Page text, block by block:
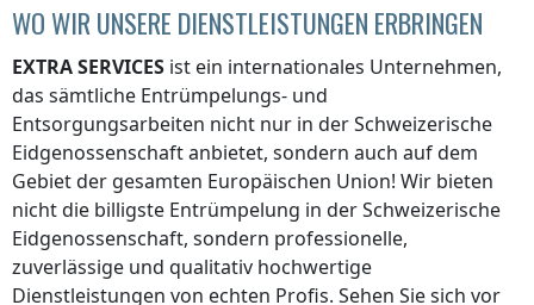
WO WIR UNSERE DIENSTLEISTUNGEN ERBRINGEN
EXTRA SERVICES ist ein internationales Unternehmen,
das sämtliche Entrümpelungs- und
Entsorgungsarbeiten nicht nur in der Schweizerische
Eidgenossenschaftanbietet, sondern auch auf dem
Gebiet der gesamten Europäischen Union! Wir bieten
nicht die billigste Entrümpelung in der Schweizerische
Eidgenossenschaft, sondern professionelle,
zuverlässige und qualitativ hochwertige
Dienstleistungen von echten Profis. Sehen Sie sich vor